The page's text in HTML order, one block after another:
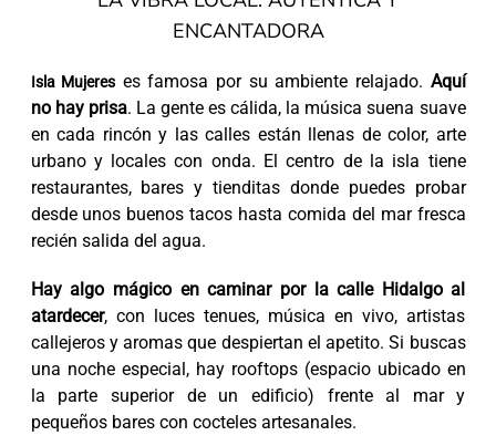
ENCANTADORA
Isla Mujeres es famosa por su ambiente relajado. Aquí
no hay prisa. La gente es cálida, la música suena suave
en cada rincón y las calles están llenas de color, arte
urbano y locales con onda. El centro de la isla tiene
restaurantes, bares y tienditas donde puedes probar
desde unos buenos tacos hasta comida del mar fresca
recién salida del agua.
Hay algo mágico en caminar por la calle Hidalgo al
atardecer, con luces tenues, música en vivo, artistas
callejeros y aromas que despiertan el apetito. Si buscas
una noche especial, hay rooftops (espacio ubicado en
la parte superior de un edificio) frente al mar y
pequeños bares con cocteles artesanales.